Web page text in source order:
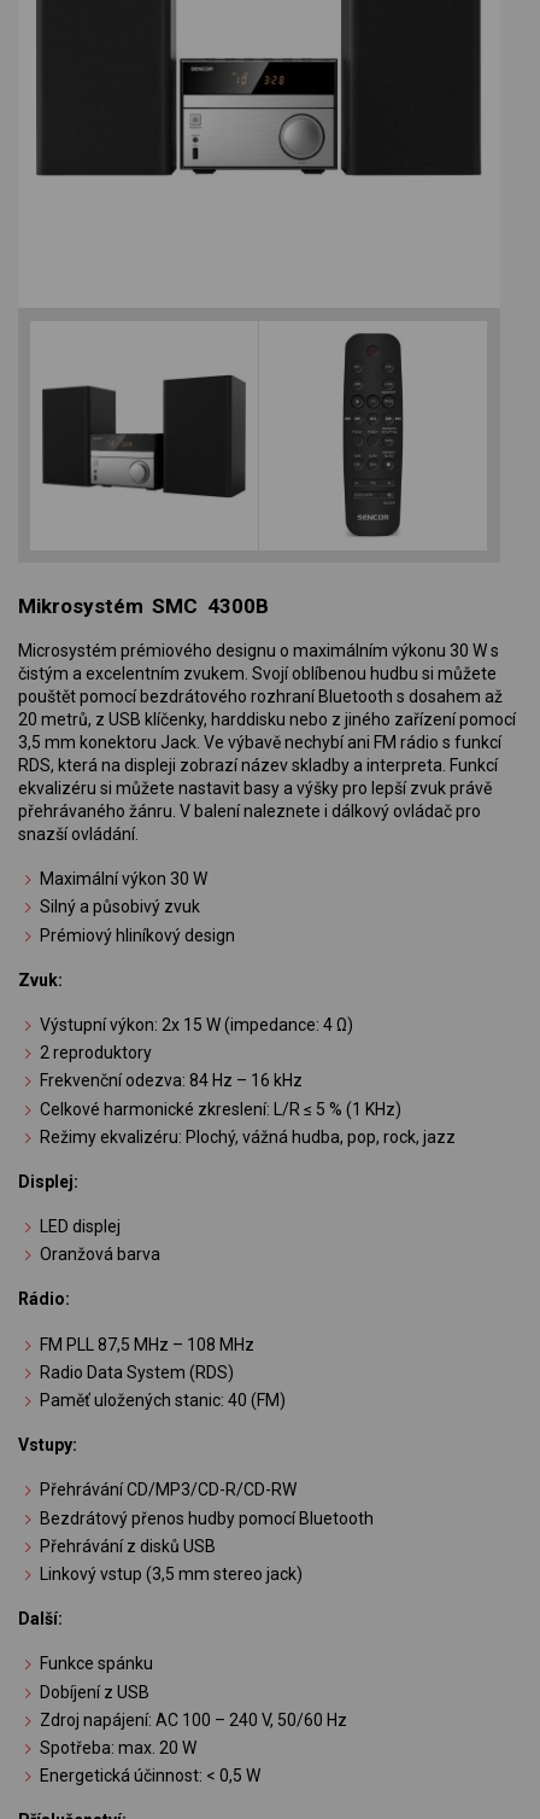
Mikrosystém SMC 4300B
Microsystém prémiového designu o maximálním výkonu 30 W s
čistým a excelentním zvukem. Svojí oblíbenou hudbu si můžete
pouštět pomocí bezdrátového rozhraní Bluetooth s dosahem až
20 metrů, z USB klíčenky, harddisku nebo z jiného zařízení pomocí
3,5 mm konektoru Jack. Ve výbavě nechybí ani FM rádio s funkcí
RDS, která na displeji zobrazí název skladby a interpreta. Funkcí
ekvalizéru si můžete nastavit basy a výšky pro lepší zvuk právě
přehrávaného žánru. V balení naleznete i dálkový ovládač pro
snazší ovládání.
Maximální výkon 30 W
Silný a působivý zvuk
Prémiový hliníkový design
Zvuk:
Výstupní výkon: 2x 15 W (impedance: 4 Ω)
2 reproduktory
Frekvenční odezva: 84 Hz – 16 kHz
Celkové harmonické zkreslení: L/R ≤ 5 % (1 KHz)
Režimy ekvalizéru: Plochý, vážná hudba, pop, rock, jazz
Displej:
LED displej
Oranžová barva
Rádio:
FM PLL 87,5 MHz – 108 MHz
Radio Data System (RDS)
Paměť uložených stanic: 40 (FM)
Vstupy:
Přehrávání CD/MP3/CD-R/CD-RW
Bezdrátový přenos hudby pomocí Bluetooth
Přehrávání z disků USB
Linkový vstup (3,5 mm stereo jack)
Další:
Funkce spánku
Dobíjení z USB
Zdroj napájení: AC 100 – 240 V, 50/60 Hz
Spotřeba: max. 20 W
Energetická účinnost: < 0,5 W